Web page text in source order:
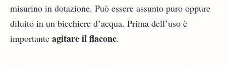
misurino in dotazione. Può essere assunto puro oppure
diluito in un bicchiere d’acqua. Prima dell’uso è
importante agitare il flacone.